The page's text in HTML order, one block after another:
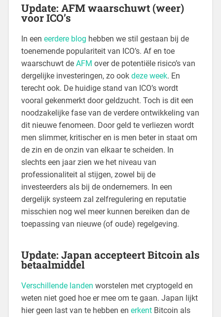
Update: AFM waarschuwt (weer)
voor ICO’s
In een eerdere blog hebben we stil gestaan bij de
toenemende populariteit van ICO’s. Af en toe
waarschuwt de AFM over de potentiële risico’s van
dergelijke investeringen, zo ook deze week. En
terecht ook. De huidige stand van ICO’s wordt
vooral gekenmerkt door geldzucht. Toch is dit een
noodzakelijke fase van de verdere ontwikkeling van
dit nieuwe fenomeen. Door geld te verliezen wordt
men slimmer, kritischer en is men beter in staat om
de zin en de onzin van elkaar te scheiden. In
slechts een jaar zien we het niveau van
professionaliteit al stijgen, zowel bij de
investeerders als bij de ondernemers. In een
dergelijk systeem zal zelfregulering en reputatie
misschien nog wel meer kunnen bereiken dan de
toepassing van nieuwe (of oude) regelgeving.
Update: Japan accepteert Bitcoin als
betaalmiddel
Verschillende landen worstelen met cryptogeld en
weten niet goed hoe er mee om te gaan. Japan lijkt
hier geen last van te hebben en erkentBitcoin als